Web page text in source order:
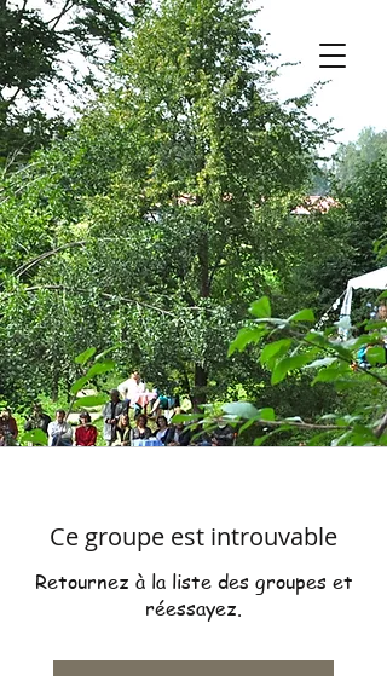
Ce groupe est introuvable
Retournez à la liste des groupes et
réessayez.